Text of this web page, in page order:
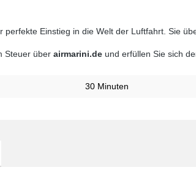
perfekte Einstieg in die Welt der Luftfahrt. Sie
Steuer über airmarini.de und erfüllen Sie sich
30 Minuten